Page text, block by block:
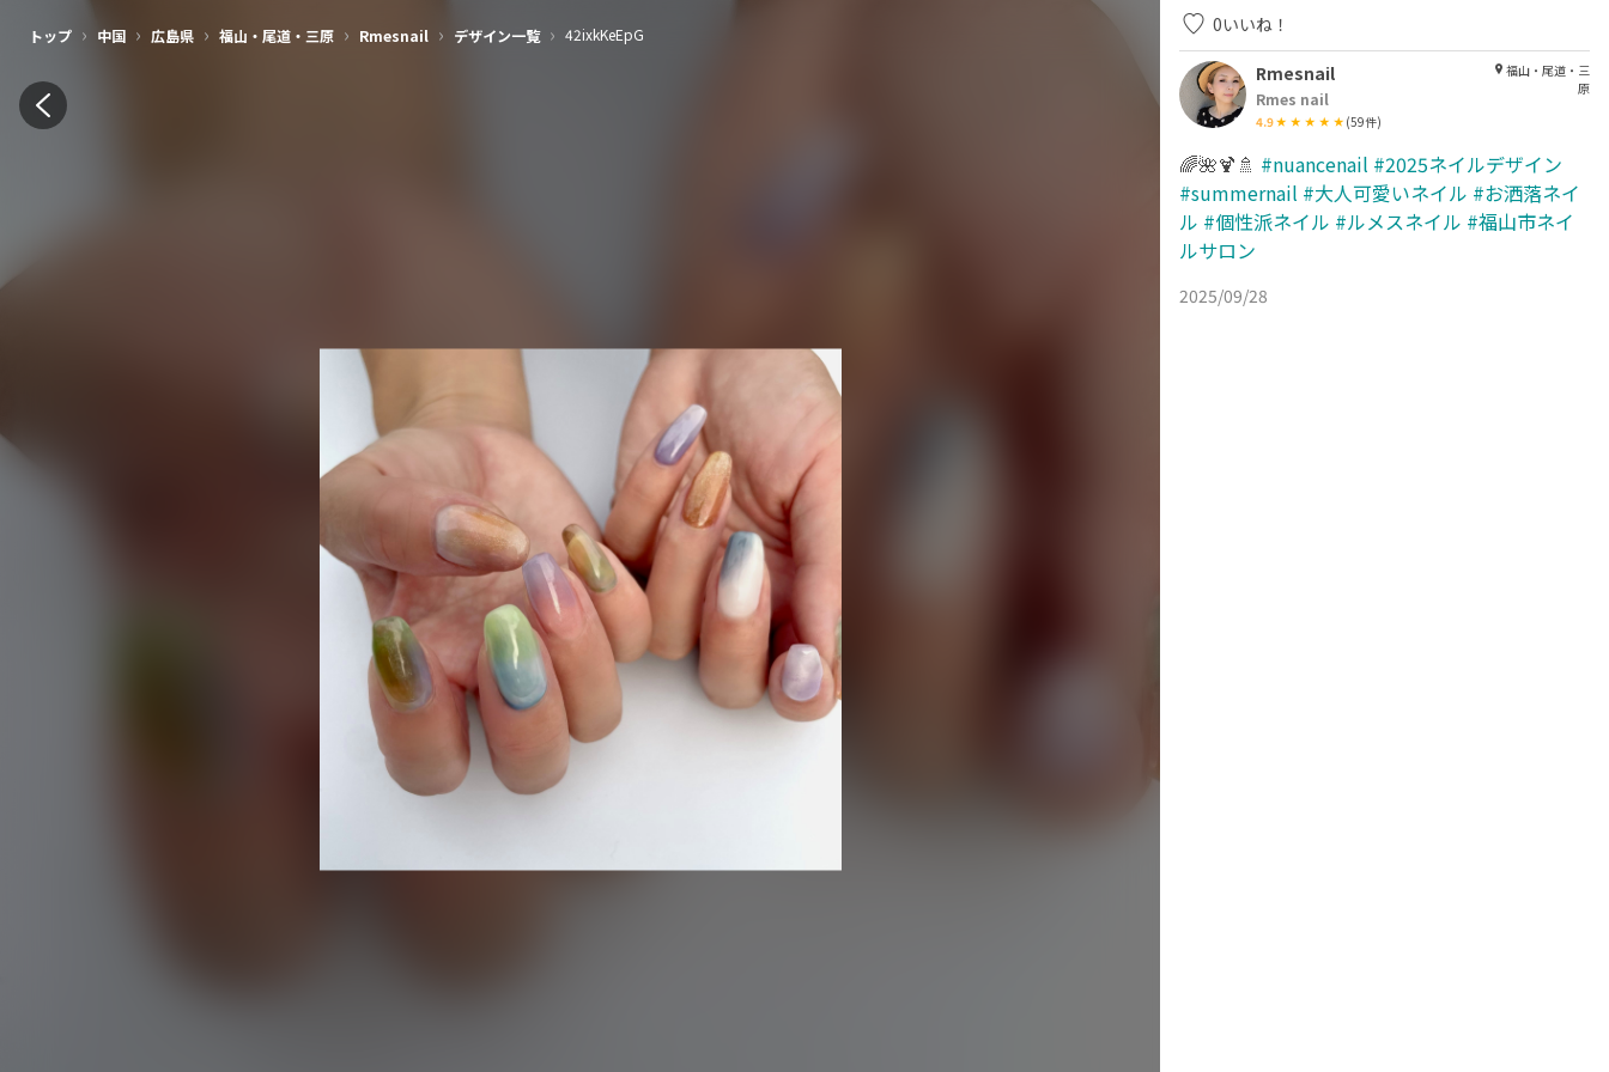
トップ › 中国 › 広島県 › 福山・尾道・三原 › Rmesnail › デザイン一覧 › 42ixkKeEpG 0いいね！
Rmesnail
Rmes nail
4.9 (59件)
福山・尾道・三
原
🌈🌺🍹🚿 #nuancenail #2025ネイルデザイン
#summernail #大人可愛いネイル #お洒落ネイ
ル #個性派ネイル #ルメスネイル #福山市ネイ
ルサロン
2025/09/28